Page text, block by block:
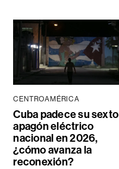
CENTROAMÉRICA
Cuba padece su sexto
apagón eléctrico
nacional en 2026,
¿cómo avanza la
reconexión?